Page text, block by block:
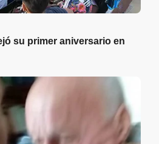
su primer aniversario en